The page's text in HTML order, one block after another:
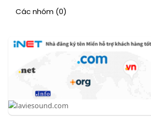
Các nhóm (0)